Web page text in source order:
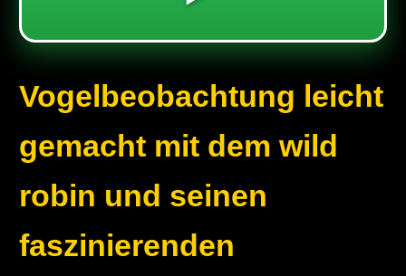
Vogelbeobachtung leicht
gemacht mit dem wild
robin und seinen
faszinierenden